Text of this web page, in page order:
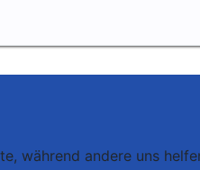
während andere uns